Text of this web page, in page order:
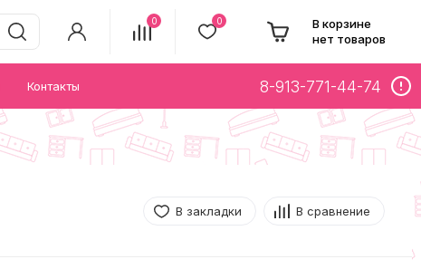
0 0
В корзине
нет товаров
Контакты 8-913-771-44-74
В закладки В сравнение